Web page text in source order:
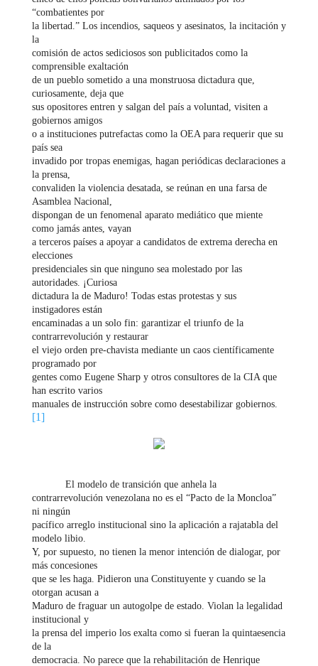
“combatientes por
la libertad.” Los incendios, saqueos y asesinatos, la incitación y
la
comisión de actos sediciosos son publicitados como la
comprensible exaltación
de un pueblo sometido a una monstruosa dictadura que,
curiosamente, deja que
sus opositores entren y salgan del país a voluntad, visiten a
gobiernos amigos
o a instituciones putrefactas como la OEA para requerir que su
país sea
invadido por tropas enemigas, hagan periódicas declaraciones a
la prensa,
convaliden la violencia desatada, se reúnan en una farsa de
Asamblea Nacional,
dispongan de un fenomenal aparato mediático que miente
como jamás antes, vayan
a terceros países a apoyar a candidatos de extrema derecha en
elecciones
presidenciales sin que ninguno sea molestado por las
autoridades. ¡Curiosa
dictadura la de Maduro! Todas estas protestas y sus
instigadores están
encaminadas a un solo fin: garantizar el triunfo de la
contrarrevolución y restaurar
el viejo orden pre-chavista mediante un caos científicamente
programado por
gentes como Eugene Sharp y otros consultores de la CIA que
han escrito varios
manuales de instrucción sobre como desestabilizar gobiernos.
[1]
El modelo de transición que anhela la
contrarrevolución venezolana no es el “Pacto de la Moncloa”
ni ningún
pacífico arreglo institucional sino la aplicación a rajatabla del
modelo libio.
Y, por supuesto, no tienen la menor intención de dialogar, por
más concesiones
que se les haga. Pidieron una Constituyente y cuando se la
otorgan acusan a
Maduro de fraguar un autogolpe de estado. Violan la legalidad
institucional y
la prensa del imperio los exalta como si fueran la quintaesencia
de la
democracia. No parece que la rehabilitación de Henrique